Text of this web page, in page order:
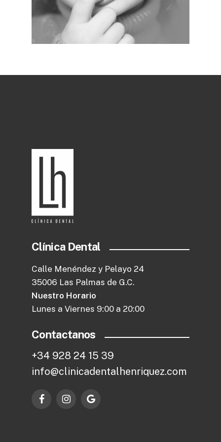
Clínica Dental
Calle Menéndez y Pelayo 24
35006 Las Palmas de G.C.
Nuestro Horario
Lunes a Viernes 9:00 a 20:00
Contactanos
+34 928 24 15 39
info@clinicadentalhenriquez.com